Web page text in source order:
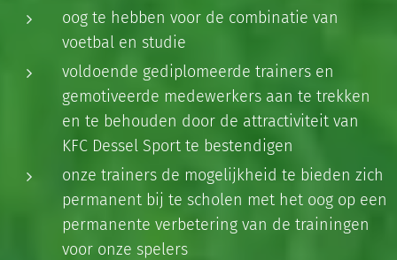
oog te hebben voor de combinatie van
voetbal en studie
voldoende gediplomeerde trainers en
gemotiveerde medewerkers aan te trekken
en te behouden door de attractiviteit van
KFC Dessel Sport te bestendigen
onze trainers de mogelijkheid te bieden zich
permanent bij te scholen met het oog op een
permanente verbetering van de trainingen
voor onze spelers